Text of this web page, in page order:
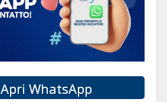
Apri WhatsApp